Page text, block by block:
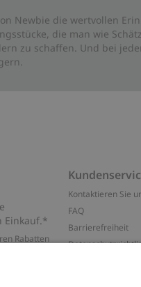
Newbie die wertvollen
die man wie
zu schaffen. Und bei
Einkauf.*
Rabatten
Kontaktieren Sie
FAQ
Barrierefreiheit